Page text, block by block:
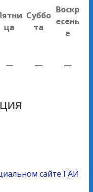
ца
Суббо
та
Воскр
есень
е
— — —
сайте ГАИ